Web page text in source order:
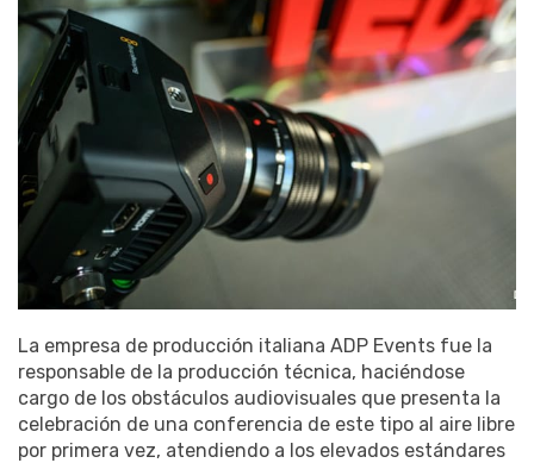
La empresa de producción italiana ADP Events fue la
responsable de la producción técnica, haciéndose
cargo de los obstáculos audiovisuales que presenta la
celebración de una conferencia de este tipo al aire libre
por primera vez, atendiendo a los elevados estándares